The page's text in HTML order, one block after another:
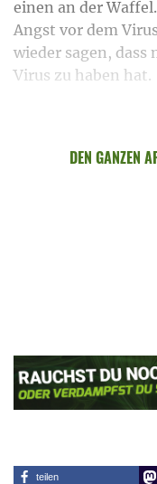
einen an der
Angst vor dem
wieder sagen,
Virus zu haben hat.
DEN GANZEN
teilen